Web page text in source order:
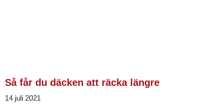
Så får du däcken att räcka längre
14 juli 2021